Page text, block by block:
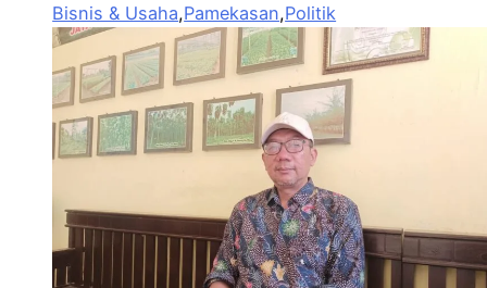
Bisnis & Usaha,Pamekasan,Politik